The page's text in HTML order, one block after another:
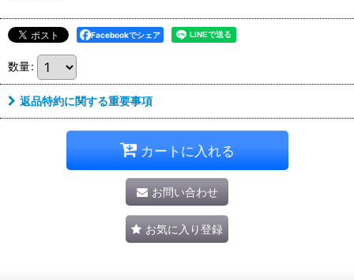
Facebookでシェア
数量:
返品特約に関する重要事項
カートに入れる
お問い合わせ
お気に入り登録